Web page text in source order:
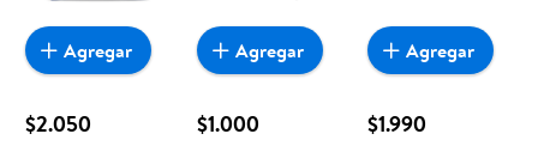
$2.050
Agregar
$1.000
Agregar
$1.990
Agregar